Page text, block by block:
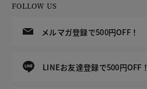
FOLLOW US
メルマガ登録で500円OFF！
LINEお友達登録で500円OFF！